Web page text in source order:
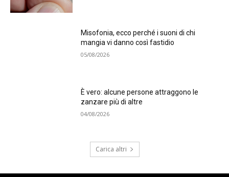
Misofonia, ecco perché i suoni di chi
mangia vi danno così fastidio
05/08/2026
È vero: alcune persone attraggono le
zanzare più di altre
04/08/2026
Carica altri